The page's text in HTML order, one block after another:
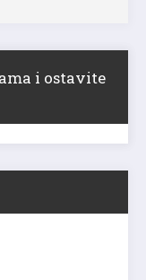
i ostavite